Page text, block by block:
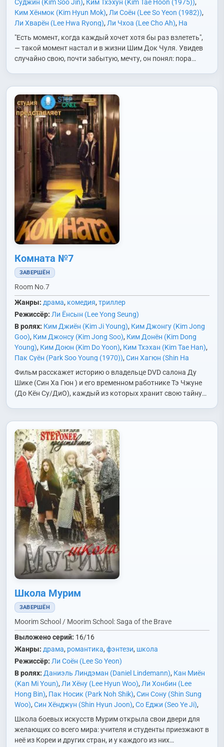
Суджин (Kim Soo Jin), Ким Тхэхун (Kim Tae Hoon (1975)),
Ким Хёнмок (Kim Hyun Mok), Ли Соён (Lee So Yeon (1982)),
Ли Хварён (Lee Hwa Ryong), Ли Чхоа (Lee Cho Ah), На
Мунхи (Na Moon Hee)
Пак Инхван (Park In Hwan)
Ынджон (Sin Eun Jung)
Со Ингук (Seo In Gook)
Сон Ган
(Song Kang)
Хо Хёнгю (Heo Hyung Kyu)
Хон Сынхи (Hong
Seung Hee)
Чо Бокрэ (Jo Bok Rae) Чо Сонха (Jo Sung Ha)
Чон Хитхэ (Jung Hee Tae),Чон Хэгюн (Jung Hae Kyun),Юн
Джихе (Yoon Ji Hye)
"Есть момент, когда каждый хочет хотя бы раз взлететь",
— такой момент настал и в жизни Шим Док Чуля. Увидев
случайно свою, почти забытую, мечту, он понял: пора…
Комната №7
ЗАВЕРШЁН
Room No.7
Жанры: драма, комедия,триллер
Режиссёр: Ли Ёнсын (Lee Yong Seung)
В ролях: Ким Джиён (Kim Ji Young), Ким Джонгу (Kim Jong
Goo), Ким Джонсу (Kim Jong Soo), Ким Донён (Kim Dong
Young), Ким Доюн (Kim Do Yoon), Ким Тхэхан (Kim Tae Han),
Пак Суён (Park Soo Young (1970)), Син Хагюн (Shin Ha
Kyun)
,У Джихён (Woo Ji
Hyun)
,Хван Джонмин (Hwang Jung Min),
Чон Сокхо (Jun
Suk Ho)
Чон Сынгиль (Jung Seung Gil)
Чон Хитхэ (Jung Hee
Tae)
Чхве Мусон (Choi Moo Sung)
Фильм расскажет историю о владельце DVD салона Ду
Шике (Син Ха Гюн ) и его временном работнике Тэ Чжуне
(До Кён Су/ДиО), каждый из которых хранит свою тайну…
Школа Мурим
ЗАВЕРШЁН
Moorim School / Moorim School: Saga of the Brave
Выложено серий: 16/16
Жанры: драма, романтика, фэнтези, школа
Режиссёр: Ли Соён (Lee So Yeon)
В ролях: Даниэль Линдэман (Daniel Lindemann), Кан Миён
(Kan Mi Youn), Ли Хёну (Lee Hyun Woo), Ли Хонбин (Lee
Hong Bin), Пак Носик (Park Noh Shik), Син Сону (Shin Sung
Woo), Син Хёнджун (Shin Hyun Joon), Со Еджи (Seo Ye Ji),
Чан Гван (Jang Gwang)
Чон Хитхэ (Jung Hee Tae)
Юджин (Jeong Eu Gene)
Чхон Минхи (Chun Min Hee)
Школа боевых искусств Мурим открыла свои двери для
желающих со всего мира: учителя и студенты приезжают в
неё из Кореи и других стран, и у каждого из них…